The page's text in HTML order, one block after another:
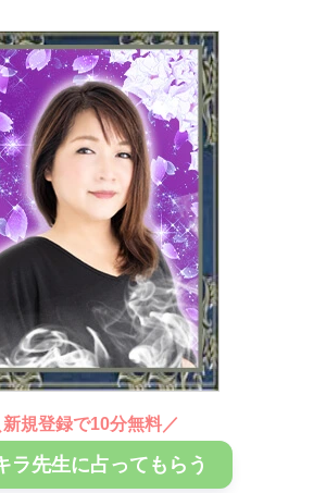
新規登録で10分無料／
ラ先生に占ってもらう